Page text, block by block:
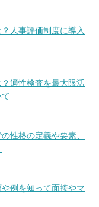
人事評価制度に導入
適性検査を最大限活
性格の定義や要素、
例を知って面接やマ